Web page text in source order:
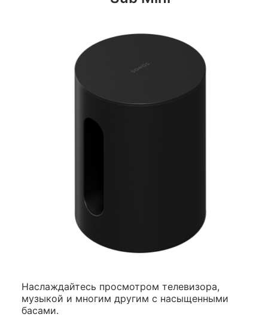
Наслаждайтесь просмотром телевизора,
музыкой и многим другим с насыщенными
басами.